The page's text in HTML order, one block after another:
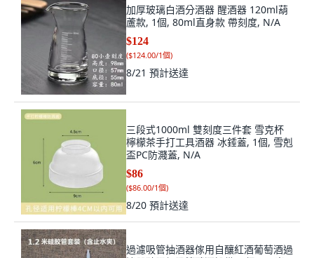
加厚玻璃白酒分酒器 醒酒器 120ml葫
蘆款, 1個, 80ml直身款 帶刻度, N/A
$124
($124.00/1個)
8/21 預計送達
三段式1000ml 雙刻度三件套 雪克杯
檸檬茶手打工具酒器 冰錘蓋, 1個, 雪剋
盃PC防濺蓋, N/A
$86
($86.00/1個)
8/20 預計送達
過濾吸管抽酒器傢用自釀紅酒葡萄酒過